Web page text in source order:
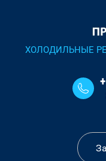
ХОЛОДИЛЬНЫЕ